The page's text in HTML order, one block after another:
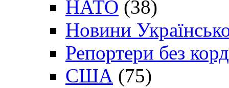
НАТО (38)
Новини
Репортери без
США (75)